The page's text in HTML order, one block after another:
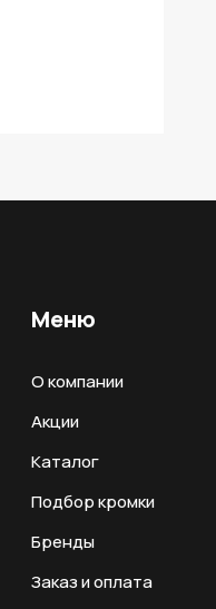
Меню
О компании
Акции
Каталог
Подбор кромки
Бренды
Заказ и оплата